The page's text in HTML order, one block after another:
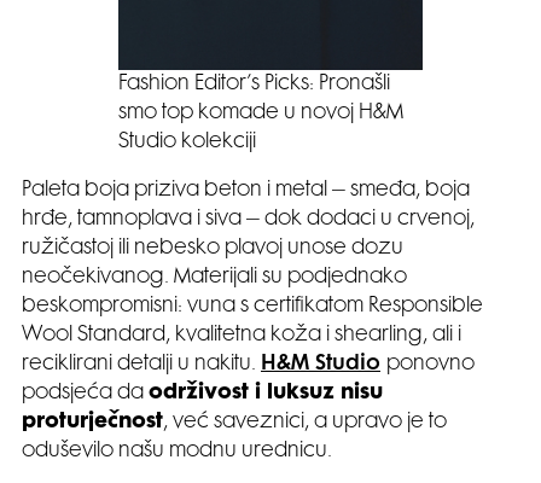
Fashion Editor’s Picks: Pronašli
smo top komade u novoj H&M
Studio kolekciji
Paleta boja priziva beton i metal – smeđa, boja
hrđe, tamnoplava i siva – dok dodaci u crvenoj,
ružičastoj ili nebesko plavoj unose dozu
neočekivanog. Materijali su podjednako
beskompromisni: vuna s certifikatom Responsible
Wool Standard, kvalitetna koža i shearling, ali i
reciklirani detalji u nakitu. H&M Studio ponovno
podsjeća da održivost i luksuz nisu
proturječnost, već saveznici, a upravo je to
oduševilo našu modnu urednicu.